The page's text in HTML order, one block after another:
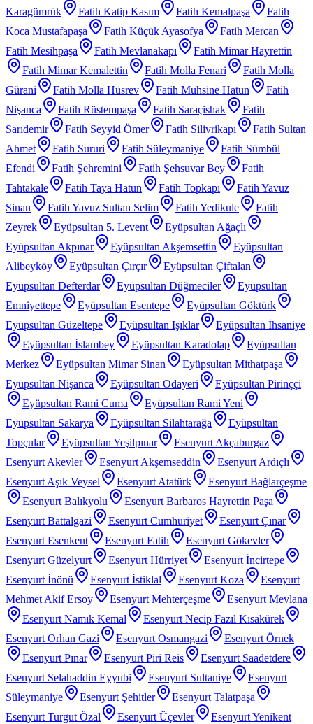
Karagümrük Fatih Katip Kasım Fatih Kemalpaşa
Fatih
Koca Mustafapaşa
Fatih Küçük Ayasofya
Fatih Mercan
Fatih Mesihpaşa
Fatih Mevlanakapı
Fatih Mimar Hayrettin
Fatih Mimar Kemalettin
Fatih Molla Fenari
Fatih Molla
Gürani
Fatih Molla Hüsrev Fatih Muhsine Hatun
Fatih
Nişanca
Fatih Rüstempaşa Fatih Saraçishak
Fatih
Sarıdemir
Fatih Seyyid Ömer Fatih Silivrikapı
Fatih Sultan
Ahmet
Fatih Sururi Fatih Süleymaniye
Fatih Sümbül
Efendi
Fatih Şehremini Fatih Şehsuvar Bey
Fatih
Tahtakale
Fatih Taya Hatun Fatih Topkapı
Fatih Yavuz
Sinan
Fatih Yavuz Sultan Selim Fatih Yedikule
Fatih
Zeyrek
Eyüpsultan 5. Levent
Eyüpsultan Ağaçlı
Eyüpsultan Akpınar
Eyüpsultan Akşemsettin
Eyüpsultan
Alibeyköy
Eyüpsultan Çırçır
Eyüpsultan Çiftalan
Eyüpsultan Defterdar
Eyüpsultan Düğmeciler
Eyüpsultan
Emniyettepe
Eyüpsultan Esentepe
Eyüpsultan Göktürk
Eyüpsultan Güzeltepe
Eyüpsultan Işıklar
Eyüpsultan İhsaniye
Eyüpsultan İslambey
Eyüpsultan Karadolap
Eyüpsultan
Merkez
Eyüpsultan Mimar Sinan
Eyüpsultan Mithatpaşa
Eyüpsultan Nişanca
Eyüpsultan Odayeri
Eyüpsultan Pirinççi
Eyüpsultan Rami Cuma
Eyüpsultan Rami Yeni
Eyüpsultan Sakarya
Eyüpsultan Silahtarağa
Eyüpsultan
Topçular
Eyüpsultan Yeşilpınar
Esenyurt Akçaburgaz
Esenyurt Akevler
Esenyurt Akşemseddin
Esenyurt Ardıçlı
Esenyurt Aşık Veysel
Esenyurt Atatürk
Esenyurt Bağlarçeşme
Esenyurt Balıkyolu
Esenyurt Barbaros Hayrettin Paşa
Esenyurt Battalgazi
Esenyurt Cumhuriyet
Esenyurt Çınar
Esenyurt Esenkent
Esenyurt Fatih
Esenyurt Gökevler
Esenyurt Güzelyurt
Esenyurt Hürriyet
Esenyurt İncirtepe
Esenyurt İnönü
Esenyurt İstiklal Esenyurt Koza
Esenyurt
Mehmet Akif Ersoy
Esenyurt Mehterçeşme
Esenyurt Mevlana
Esenyurt Namık Kemal
Esenyurt Necip Fazıl Kısakürek
Esenyurt Orhan Gazi
Esenyurt Osmangazi
Esenyurt Örnek
Esenyurt Pınar
Esenyurt Piri Reis
Esenyurt Saadetdere
Esenyurt Selahaddin Eyyubi
Esenyurt Sultaniye
Esenyurt
Süleymaniye
Esenyurt Şehitler
Esenyurt Talatpaşa
Esenyurt Turgut Özal
Esenyurt Üçevler
Esenyurt Yenikent